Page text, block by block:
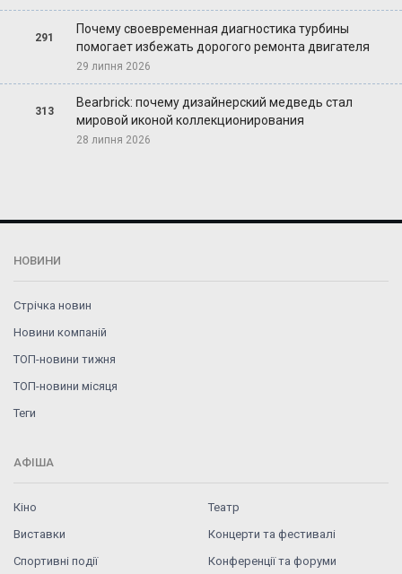
291
Почему своевременная диагностика турбины
помогает избежать дорогого ремонта двигателя
29 липня 2026
313
Bearbrick: почему дизайнерский медведь стал
мировой иконой коллекционирования
28 липня 2026
НОВИНИ
Стрічка новин
Новини компаній
ТОП-новини тижня
ТОП-новини місяця
Теги
АФІША
Кіно
Театр
Виставки
Концерти та фестивалі
Спортивні події
Конференції та форуми